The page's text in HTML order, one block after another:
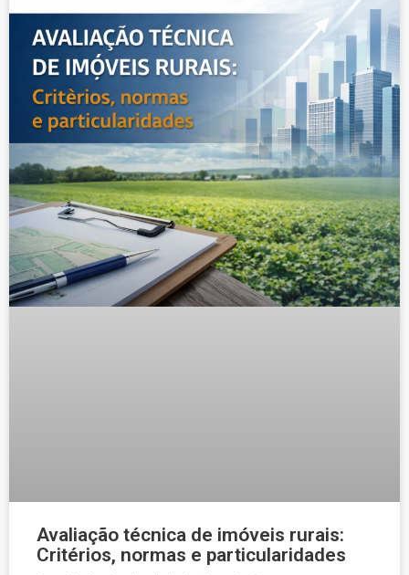
Avaliação técnica de imóveis rurais:
Critérios, normas e particularidades